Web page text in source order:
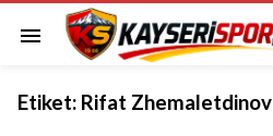
menu
Etiket: Rifat Zhemaletdinov